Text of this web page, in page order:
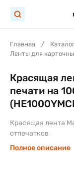
Главная
Ленты для
Красящая
печати на
Красящая лента
отпечатков
Полное описание